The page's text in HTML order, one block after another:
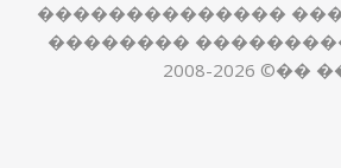
��������������
��������
2008-2026 ©��